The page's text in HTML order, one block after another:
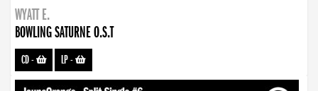
WYATT E.
BOWLING SATURNE O.S.T
CD- LP-